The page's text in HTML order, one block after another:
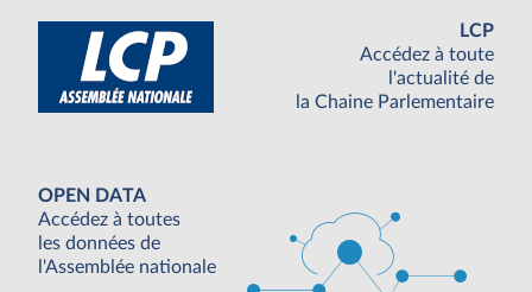
LCP
Accédez à toute
l'actualité de
la Chaine Parlementaire
OPEN DATA
Accédez à toutes
les données de
l'Assemblée nationale